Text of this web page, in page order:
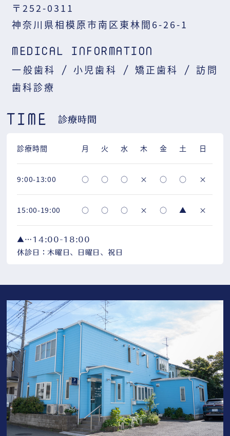
〒252-0311
神奈川県相模原市南区東林間6-26-1
MEDICAL INFORMATION
一般歯科 /小児歯科 / 矯正歯科 /訪問
歯科診療
TIME 診療時間
診療時間 月 火 水 木 金 土 日
9:00-13:00 ○ ○ ○ × ○ ○ ×
15:00-19:00 ○ ○ ○ × ○ ▲ ×
▲ … 14:00-18:00
休診日：木曜日、日曜日、祝日